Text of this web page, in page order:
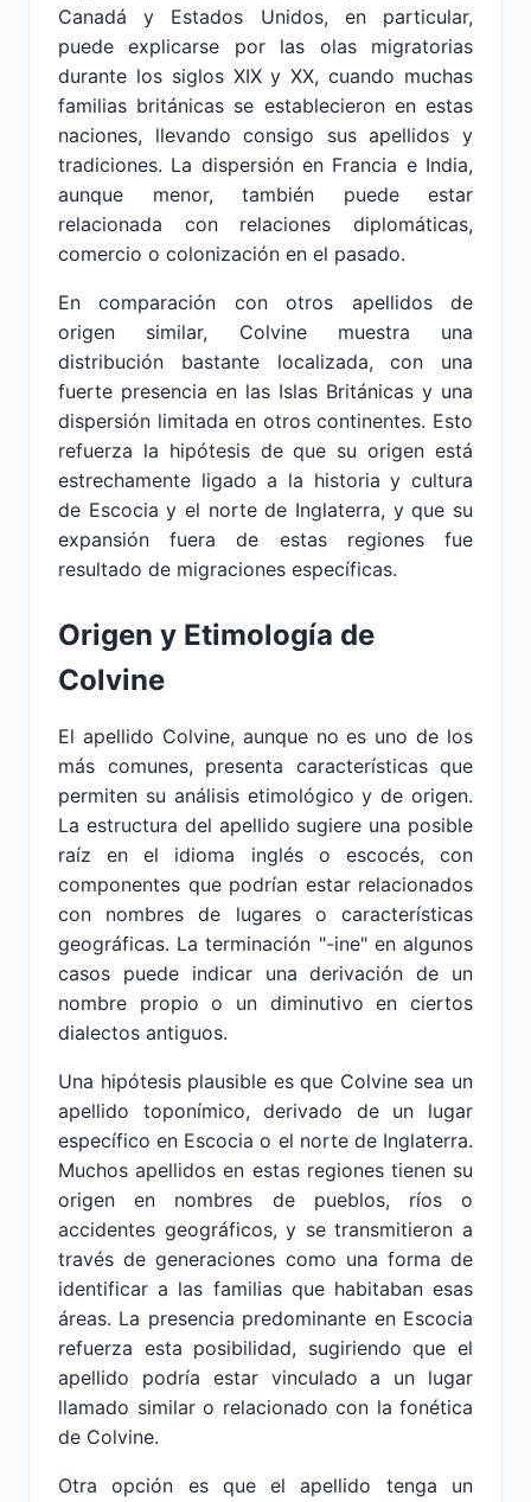
Canadá y Estados Unidos, en particular,
puede explicarse por las olas migratorias
durante los siglos XIX y XX, cuando muchas
familias británicas se establecieron en estas
naciones, llevando consigo sus apellidos y
tradiciones. La dispersión en Francia e India,
aunque menor, también puede estar
relacionada con relaciones diplomáticas,
comercio o colonización en el pasado.
En comparación con otros apellidos de
origen similar, Colvine muestra una
distribución bastante localizada, con una
fuerte presencia en las Islas Británicas y una
dispersión limitada en otros continentes. Esto
refuerza la hipótesis de que su origen está
estrechamente ligado a la historia y cultura
de Escocia y el norte de Inglaterra, y que su
expansión fuera de estas regiones fue
resultado de migraciones específicas.
Origen y Etimología de
Colvine
El apellido Colvine, aunque no es uno de los
más comunes, presenta características que
permiten su análisis etimológico y de origen.
La estructura del apellido sugiere una posible
raíz en el idioma inglés o escocés, con
componentes que podrían estar relacionados
con nombres de lugares o características
geográficas. La terminación "-ine" en algunos
casos puede indicar una derivación de un
nombre propio o un diminutivo en ciertos
dialectos antiguos.
Una hipótesis plausible es que Colvine sea un
apellido toponímico, derivado de un lugar
específico en Escocia o el norte de Inglaterra.
Muchos apellidos en estas regiones tienen su
origen en nombres de pueblos, ríos o
accidentes geográficos, y se transmitieron a
través de generaciones como una forma de
identificar a las familias que habitaban esas
áreas. La presencia predominante en Escocia
refuerza esta posibilidad, sugiriendo que el
apellido podría estar vinculado a un lugar
llamado similar o relacionado con la fonética
de Colvine.
Otra opción es que el apellido tenga un